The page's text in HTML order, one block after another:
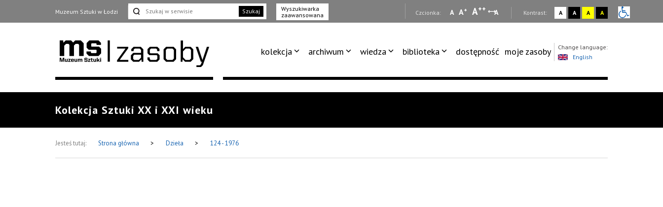
Muzeum Sztuki w Łodzi Szukaj
Wyszukiwarka
zaawansowana
Czcionka: A A+ A++ A Kontrast: A A A A
kolekcja archiwum wiedza biblioteka dostępność moje zasoby
Change language:
English
Kolekcja Sztuki XX i XXI wieku
Jesteś tutaj: Strona główna > Dzieła > 124 - 1976